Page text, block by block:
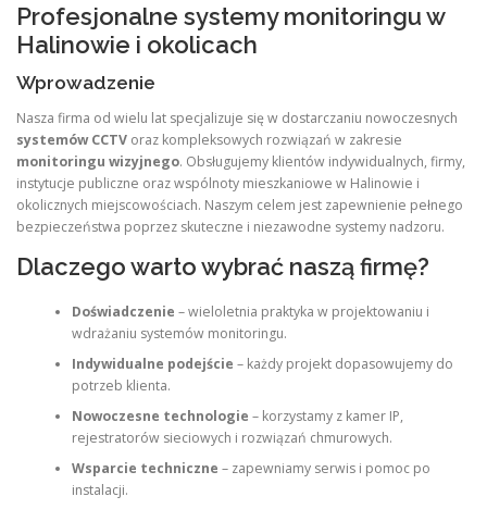
Profesjonalne systemy monitoringu w
Halinowie i okolicach
Wprowadzenie
Nasza firma od wielu lat specjalizuje się w dostarczaniu nowoczesnych
systemów CCTV oraz kompleksowych rozwiązań w zakresie
monitoringu wizyjnego. Obsługujemy klientów indywidualnych, firmy,
instytucje publiczne oraz wspólnoty mieszkaniowe w Halinowie i
okolicznych miejscowościach. Naszym celem jest zapewnienie pełnego
bezpieczeństwa poprzez skuteczne i niezawodne systemy nadzoru.
Dlaczego warto wybrać naszą firmę?
Doświadczenie – wieloletnia praktyka w projektowaniu i
wdrażaniu systemów monitoringu.
Indywidualne podejście – każdy projekt dopasowujemy do
potrzeb klienta.
Nowoczesne technologie – korzystamy z kamer IP,
rejestratorów sieciowych i rozwiązań chmurowych.
Wsparcie techniczne – zapewniamy serwis i pomoc po
instalacji.